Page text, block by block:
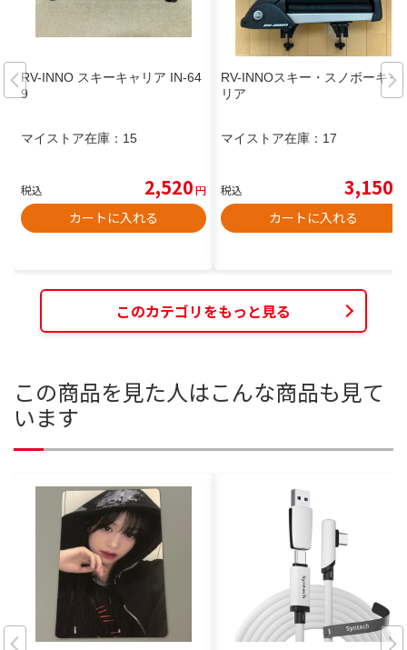
RV-INNO スキーキャリア IN-64
9
マイストア在庫： 15
税込 2,520円
カートに入れる
RV-INNOスキー・スノボーキャ
リア
マイストア在庫： 17
税込 3,150
カートに入れる
このカテゴリをもっと見る
この商品を見た人はこんな商品も見て
います